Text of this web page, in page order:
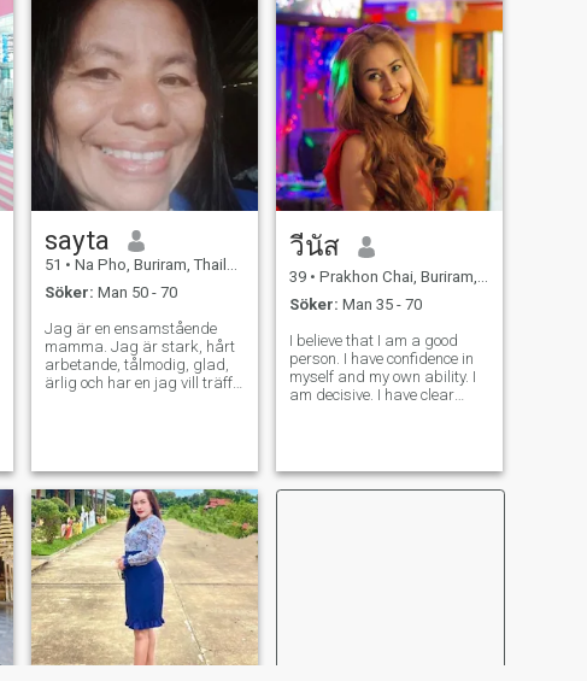
sayta
51 • Na Pho, Buriram, Thailand
Söker: Man 50 - 70
Jag är en ensamstående
mamma. Jag är stark, hårt
arbetande, tålmodig, glad,
ärlig och har en jag vill träffa
att ta hand om honom för
resten av mitt liv. En
omtänksam personlighet.
Jag gillar matlagning och
trädgårdsarbete. Låt oss
prata lite. Det finns inga
spel, ingen fusk, och jag
dricker inte alkohol, röker
inte, och ser alltid på den
ljusa sidan.
วีนัส
39 • Prakhon Chai, Buriram, Thailand
Söker: Man 35 - 70
I believe that I am a good
person. I have confidence in
myself and my own ability. I
am decisive. I have clear